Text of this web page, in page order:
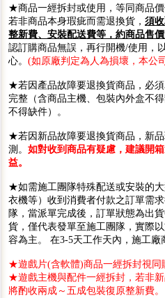
★商品一經拆封或使用，等同商品
若非商品本身瑕疵而需退換貨， 須
整新費、安裝配送費等，約商品售
認訂購商品無誤，再行開機/使用，
心。 (如原廠判定為人為損壞，本公
★若因產品故障要退換貨商品，必
完整（含商品主機、包裝內外盒不
不得缺件）。
★若因新品故障要退換貨商品，新
測。 如對收到商品有疑慮，建議開
益。
★如需施工團隊特殊配送或安裝的
衣機等）收到消費者付款之訂單需
隊，當派單完成後，訂單狀態為出
貨，僅代表發單至施工團隊，實際
容為主。 在3-5天工作天內，施工廠
★遊戲片(含軟體)商品一經拆封視同
★遊戲主機與配件一經拆封，若非
將酌收兩成～五成包裝復原整新費。